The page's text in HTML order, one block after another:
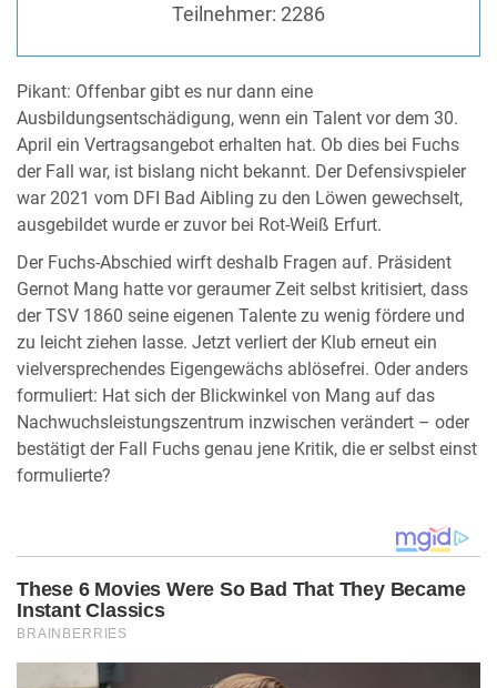
Teilnehmer: 2286
Pikant: Offenbar gibt es nur dann eine
Ausbildungsentschädigung, wenn ein Talent vor dem 30.
April ein Vertragsangebot erhalten hat. Ob dies bei Fuchs
der Fall war, ist bislang nicht bekannt. Der Defensivspieler
war 2021 vom DFI Bad Aibling zu den Löwen gewechselt,
ausgebildet wurde er zuvor bei Rot-Weiß Erfurt.
Der Fuchs-Abschied wirft deshalb Fragen auf. Präsident
Gernot Mang hatte vor geraumer Zeit selbst kritisiert, dass
der TSV 1860 seine eigenen Talente zu wenig fördere und
zu leicht ziehen lasse. Jetzt verliert der Klub erneut ein
vielversprechendes Eigengewächs ablösefrei. Oder anders
formuliert: Hat sich der Blickwinkel von Mang auf das
Nachwuchsleistungszentrum inzwischen verändert – oder
bestätigt der Fall Fuchs genau jene Kritik, die er selbst einst
formulierte?